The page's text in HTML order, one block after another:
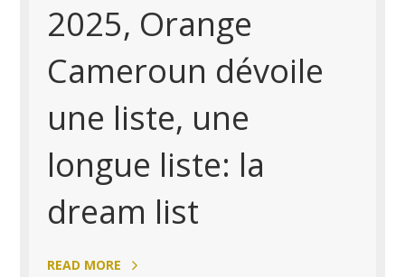
2025, Orange
Cameroun dévoile
une liste, une
longue liste: la
dream list
READ MORE